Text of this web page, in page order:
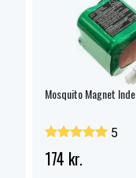
Mosquito Magnet
5
174 kr.